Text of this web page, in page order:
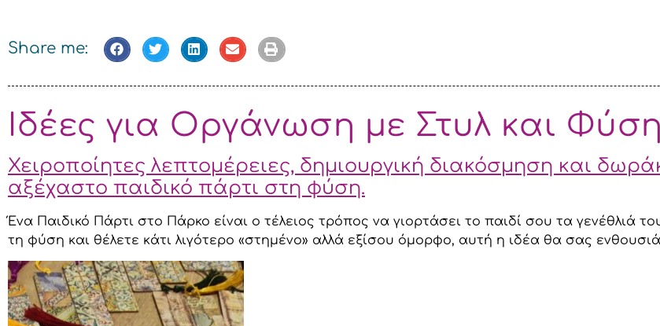
Share me:
Ιδέες για Οργάνωση με Στυλ και Φύση
Χειροποίητες λεπτομέρειες, δημιουργική διακόσμηση και
αξέχαστο παιδικό πάρτι στη φύση.
Ένα Παιδικό Πάρτι στο Πάρκο είναι ο τέλειος τρόπος να γιορτάσει το παιδί σου τα γενέθλιά
τη φύση και θέλετε κάτι λιγότερο «στημένο» αλλά εξίσου όμορφο, αυτή η ιδέα θα σας